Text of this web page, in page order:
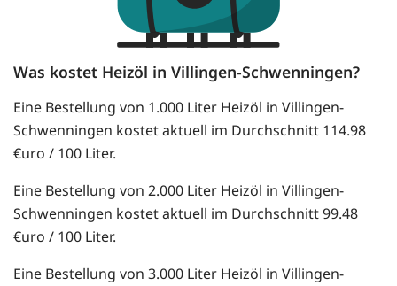
Was kostet Heizöl in Villingen-Schwenningen?
Eine Bestellung von 1.000 Liter Heizöl in Villingen-
Schwenningen kostet aktuell im Durchschnitt 114.98
€uro / 100 Liter.
Eine Bestellung von 2.000 Liter Heizöl in Villingen-
Schwenningen kostet aktuell im Durchschnitt 99.48
€uro / 100 Liter.
Eine Bestellung von 3.000 Liter Heizöl in Villingen-